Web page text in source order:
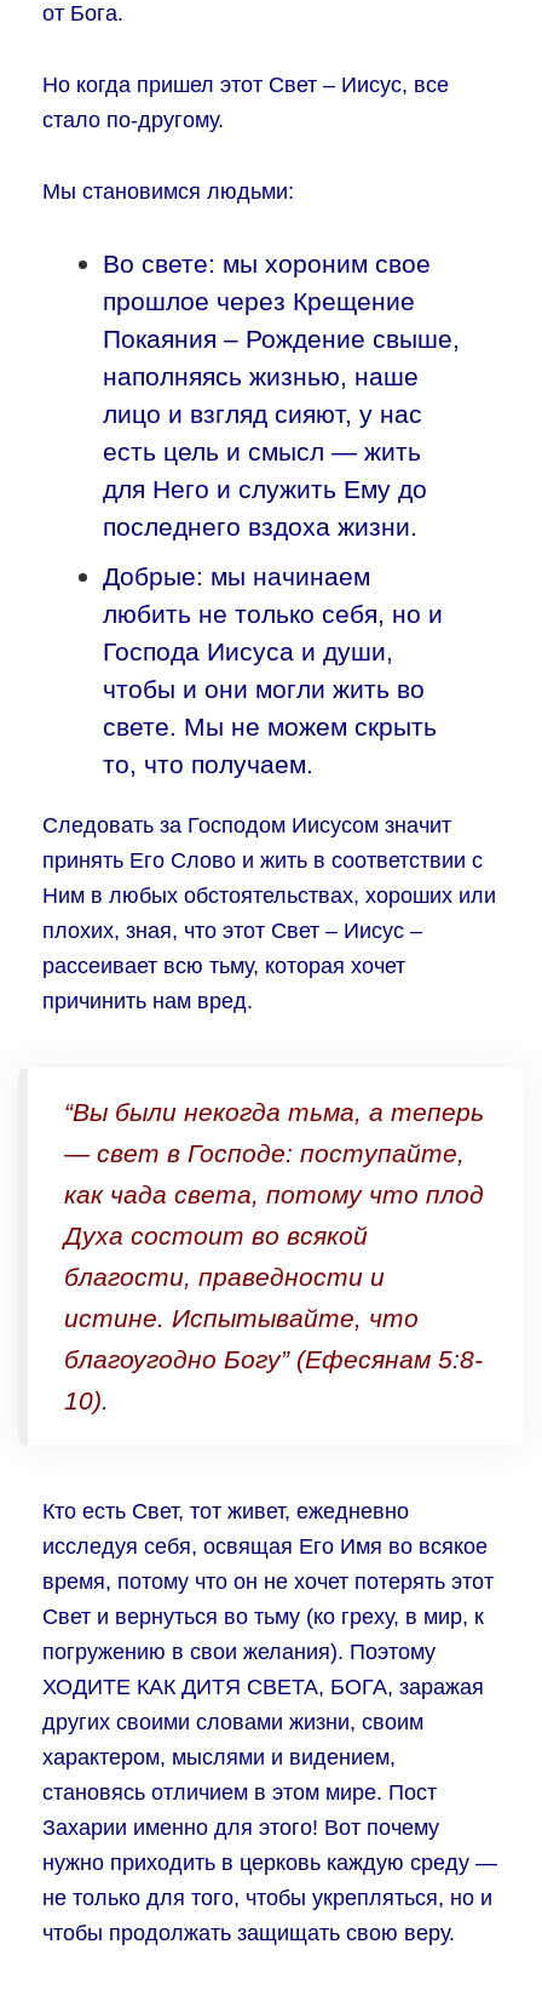
от Бога.
Но когда пришел этот Свет – Иисус, все
стало по-другому.
Мы становимся людьми:
Во свете: мы хороним свое
прошлое через Крещение
Покаяния – Рождение свыше,
наполняясь жизнью, наше
лицо и взгляд сияют, у нас
есть цель и смысл — жить
для Него и служить Ему до
последнего вздоха жизни.
Добрые: мы начинаем
любить не только себя, но и
Господа Иисуса и души,
чтобы и они могли жить во
свете. Мы не можем скрыть
то, что получаем.
Следовать за Господом Иисусом значит
принять Его Слово и жить в соответствии с
Ним в любых обстоятельствах, хороших или
плохих, зная, что этот Свет – Иисус –
рассеивает всю тьму, которая хочет
причинить нам вред.
“Вы были некогда тьма, а теперь
— свет в Господе: поступайте,
как чада света, потому что плод
Духа состоит во всякой
благости, праведности и
истине. Испытывайте, что
благоугодно Богу” (Ефесянам 5:8-
10).
Кто есть Свет, тот живет, ежедневно
исследуя себя, освящая Его Имя во всякое
время, потому что он не хочет потерять этот
Свет и вернуться во тьму (ко греху, в мир, к
погружению в свои желания). Поэтому
ХОДИТЕ КАК ДИТЯ СВЕТА, БОГА, заражая
других своими словами жизни, своим
характером, мыслями и видением,
становясь отличием в этом мире. Пост
Захарии именно для этого! Вот почему
нужно приходить в церковь каждую среду —
не только для того, чтобы укрепляться, но и
чтобы продолжать защищать свою веру.